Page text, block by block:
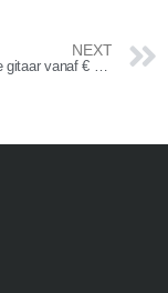
NEXT
Nu Klassieke gitaar vanaf € 44,95 leuk als kado !